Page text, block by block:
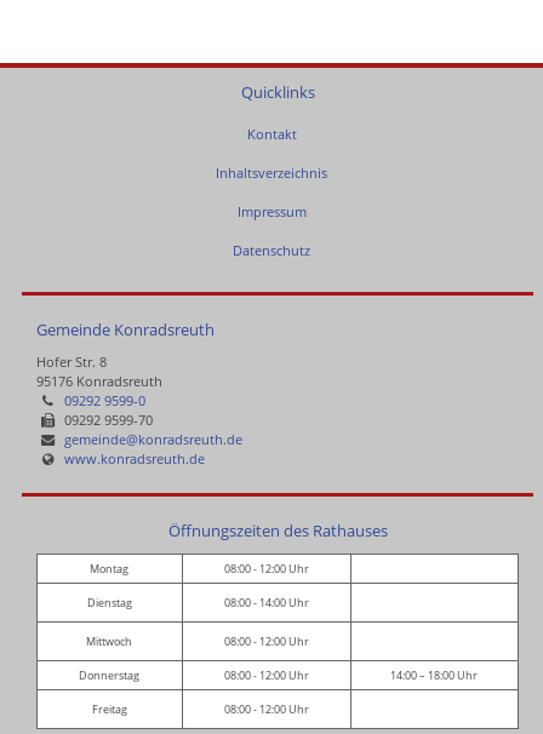
Quicklinks
Kontakt
Inhaltsverzeichnis
Impressum
Datenschutz
Gemeinde Konradsreuth
Hofer Str. 8
95176 Konradsreuth
09292 9599-0
09292 9599-70
gemeinde@konradsreuth.de
www.konradsreuth.de
Öffnungszeiten des Rathauses
Montag 08:00 - 12:00 Uhr
Dienstag 08:00 - 14:00 Uhr
Mittwoch 08:00 - 12:00 Uhr
Donnerstag 08:00 - 12:00 Uhr 14:00 – 18:00 Uhr
Freitag 08:00 - 12:00 Uhr